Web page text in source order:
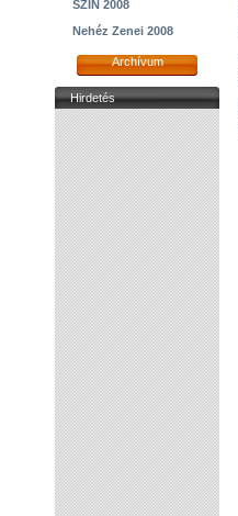
SZIN 2008
Nehéz Zenei 2008
Archívum
Hirdetés